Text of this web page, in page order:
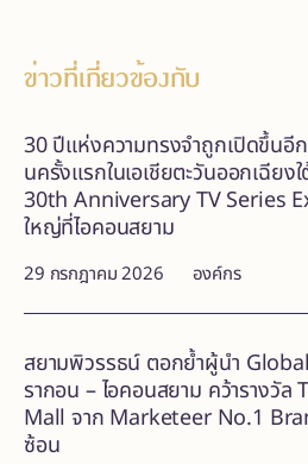
ข่าวที่เกี่ยวข้องกับ
29 กรกฎาคม 2026 องค์กร
30 ปีแห่งความทรงจำถูกเปิดขึ้นอี
นครั้งแรกในเอเชียตะวันออกเฉีย
30th Anniversary TV Series
ใหญ่ที่ไอคอนสยาม
สยามพิวรรธน์ ตอกย้ำผู้นำ
รากอน – ไอคอนสยาม คว้ารางวั
Mall จาก Marketeer No.1
ซ้อน